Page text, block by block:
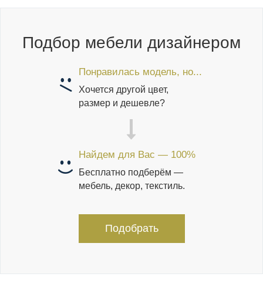
Подбор мебели дизайнером
Понравилась модель, но...
Хочется другой цвет,
размер и дешевле?
Найдем для Вас — 100%
Бесплатно подберём —
мебель, декор, текстиль.
Подобрать